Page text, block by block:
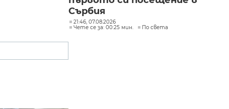
Сърбия
21:46, 07.08.2026
Чете се за: 00:25 мин.
По света